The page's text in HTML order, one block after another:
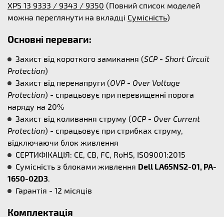
XPS 13 9333 / 9343 / 9350 (Повний список моделей
можна переглянути на вкладці Сумісність)
Основні переваги:
Захист від короткого замикання (SCP - Short Circuit
Protection)
Захист від перенапруги (OVP - Over Voltage
Protection) - спрацьовує при перевищенні порога
наряду на 20%
Захист від коливання струму (OCP - Over Current
Protection) - спрацьовує при стрибках струму,
відключаючи блок живлення
СЕРТИФІКАЦІЯ: CE, CB, FC, RoHS, ISO9001:2015
Сумісність з блоками живлення Dell LA65NS2-01, PA-
1650-02D3.
Гарантія - 12 місяців
Комплектація